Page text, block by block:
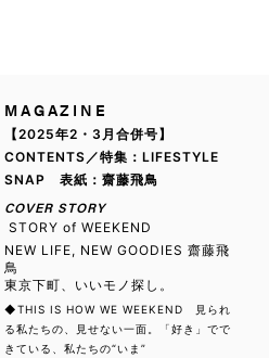
MAGAZINE
【2025年2・3月合併号】
CONTENTS／特集：LIFESTYLE
SNAP 表紙：齋藤飛鳥
COVER STORY
STORY of WEEKEND
NEW LIFE, NEW GOODIES 齋藤飛
鳥
東京下町、いいモノ探し。
◆THIS IS HOW WE WEEKEND 見られ
る私たちの、見せない一面。「好き」でで
きている、私たちの“いま”